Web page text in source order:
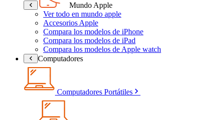
Mundo Apple
Ver todo en mundo apple
Accesorios Apple
Compara los modelos de iPhone
Compara los modelos de iPad
Compara los modelos de Apple watch
Computadores
Computadores Portátiles